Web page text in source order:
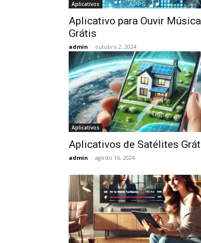
Aplicativos
Aplicativo para Ouvir
Grátis
admin - outubro 2, 2024
Aplicativos
Aplicativos de Satélites
admin - agosto 16, 2024